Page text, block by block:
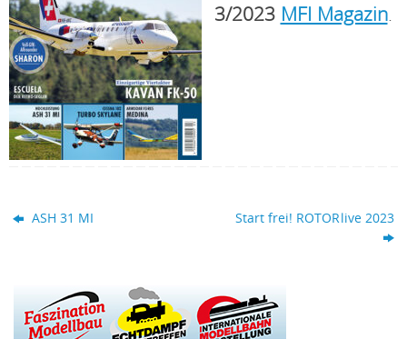
3/2023 MFI Magazin.
ASH 31 MI Start frei! ROTOR live 2023